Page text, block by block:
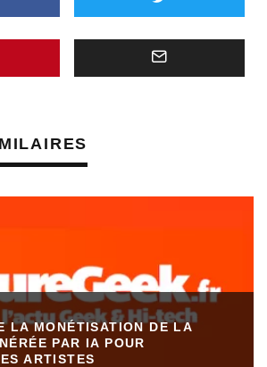
LA MONÉTISATION DE LA
PAR IA POUR
ARTISTES